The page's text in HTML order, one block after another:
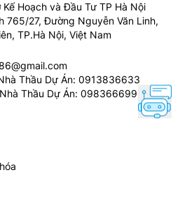
Hoạch và Đầu Tư TP Hà Nội
765/27, Đường Nguyễn Văn Linh,
TP.Hà Nội, Việt Nam
Thầu Dự Án: 0913836633
Thầu Dự Án: 0983666996